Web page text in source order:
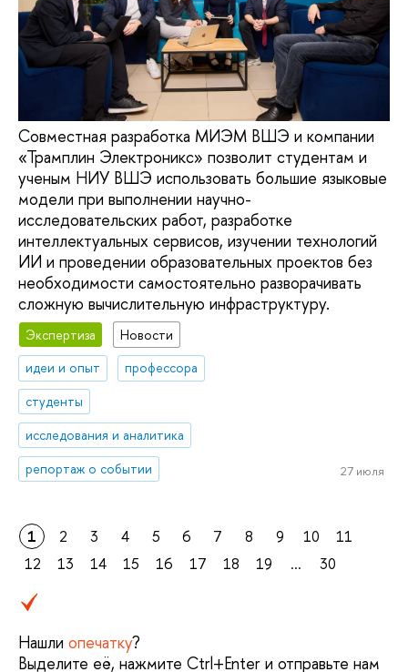
Совместная разработка МИЭМ ВШЭ и компании
«Трамплин Электроникс» позволит студентам и
ученым НИУ ВШЭ использовать большие языковые
модели при выполнении научно-
исследовательских работ, разработке
интеллектуальных сервисов, изучении технологий
ИИ и проведении образовательных проектов без
необходимости самостоятельно разворачивать
сложную вычислительную инфраструктуру.
Экспертиза
Новости
идеи и опыт
профессора
студенты
исследования и аналитика
репортаж о событии
27 июля
1 2 3 4 5 6 7 8 9 10
11
12
13 14 15 16 17 18 19 ... 30
Нашли опечатку?
Выделите её, нажмите Ctrl+Enter и отправьте нам